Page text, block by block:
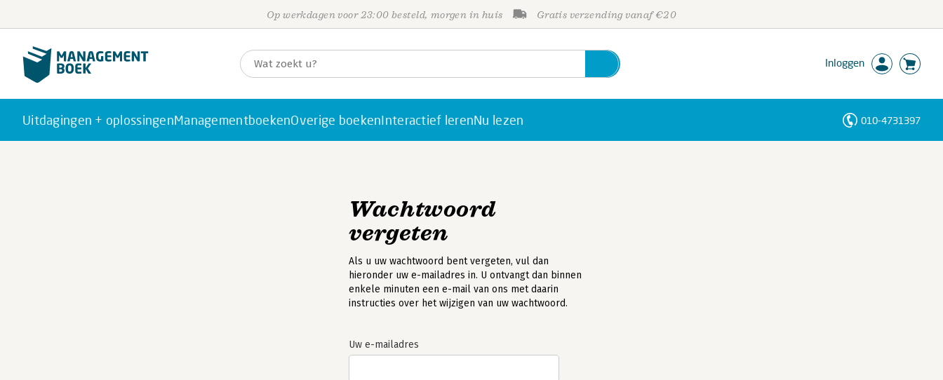
Op werkdagen voor 23:00 besteld, morgen in huis Gratis verzending vanaf €20
Inloggen
Uitdagingen + oplossingenManagementboekenOverige boekenInteractief lerenNu lezen 010-4731397
Wachtwoord
vergeten
Als u uw wachtwoord bent vergeten, vul dan
hieronder uw e-mailadres in. U ontvangt dan binnen
enkele minuten een e-mail van ons met daarin
instructies over het wijzigen van uw wachtwoord.
Uw e-mailadres
Personen